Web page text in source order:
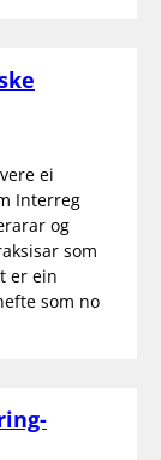
ei
Interreg
og
som
er ein
som no